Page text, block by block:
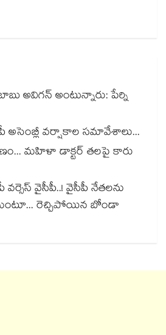
అవిగన్ అంటున్నారు: పేర్ని
అసెంబ్లీ వర్షాకాల సమావేశాలు...
మహిళా డాక్టర్ తలపై కారు
వైసీపీ..! వైసీపీ నేతలను
రెచ్చిపోయిన బోండా